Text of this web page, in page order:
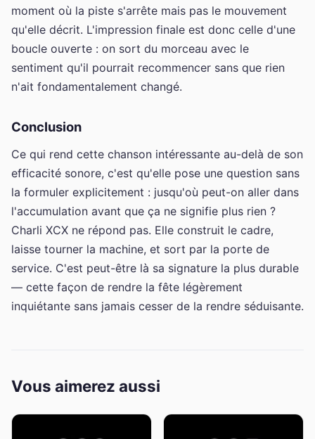
moment où la piste s'arrête mais pas le mouvement
qu'elle décrit. L'impression finale est donc celle d'une
boucle ouverte : on sort du morceau avec le
sentiment qu'il pourrait recommencer sans que rien
n'ait fondamentalement changé.
Conclusion
Ce qui rend cette chanson intéressante au-delà de son
efficacité sonore, c'est qu'elle pose une question sans
la formuler explicitement : jusqu'où peut-on aller dans
l'accumulation avant que ça ne signifie plus rien ?
Charli XCX ne répond pas. Elle construit le cadre,
laisse tourner la machine, et sort par la porte de
service. C'est peut-être là sa signature la plus durable
— cette façon de rendre la fête légèrement
inquiétante sans jamais cesser de la rendre séduisante.
Vous aimerez aussi